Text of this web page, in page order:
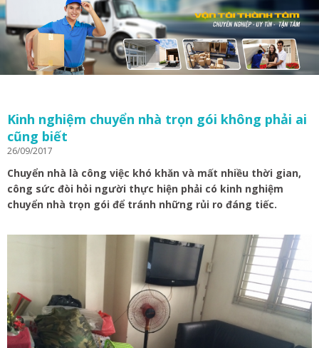
Kinh nghiệm chuyển nhà trọn gói không phải ai
cũng biết
26/09/2017
Chuyển nhà là công việc khó khăn và mất nhiều thời gian,
công sức đòi hỏi người thực hiện phải có kinh nghiệm
chuyển nhà trọn gói để tránh những rủi ro đáng tiếc.